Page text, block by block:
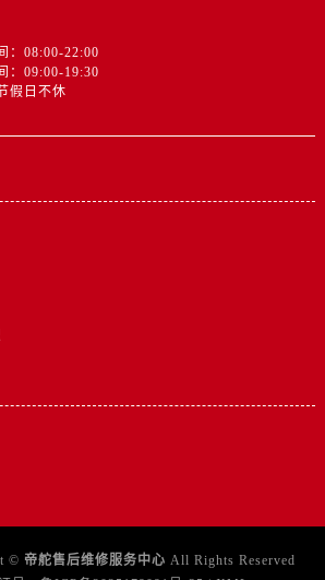
山东省淄博市张店区金晶大道帝舵售后服务中心（需提前预约）
浙江省湖州市吴兴区劳动路帝舵售后服务中心（需提前预约）
浙江省嘉兴市南湖区广益路705号嘉兴世界贸易中心A座13层1304室帝舵售后服务中心（需提前预约）
：08:00-22:00
：09:00-19:30
假日不休
© 帝舵售后维修服务中心 All Rights Reserved